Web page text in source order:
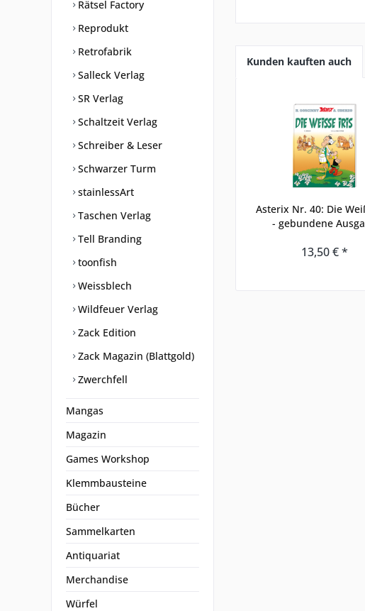
Rätsel Factory
Reprodukt
Retrofabrik
Salleck Verlag
SR Verlag
Schaltzeit Verlag
Schreiber & Leser
Schwarzer Turm
stainlessArt
Taschen Verlag
Tell Branding
toonfish
Weissblech
Wildfeuer Verlag
Zack Edition
Zack Magazin (Blattgold)
Zwerchfell
Mangas
Magazin
Games Workshop
Klemmbausteine
Bücher
Sammelkarten
Antiquariat
Merchandise
Würfel
Kunden kauften auch
Asterix Nr. 40: Die
- gebundene
13,50 € *